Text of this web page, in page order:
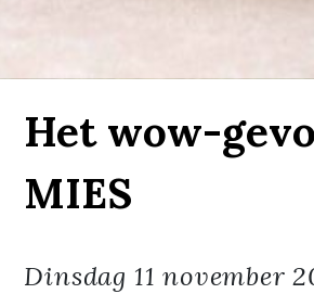
Het wow-
MIES
Dinsdag 11 november